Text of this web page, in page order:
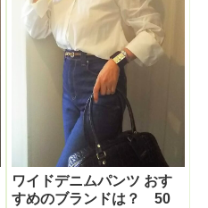
ワイドデニムパンツ おす
すめのブランドは？ 50